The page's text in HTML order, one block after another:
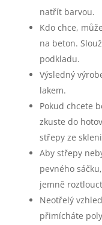
natřít barvou.
Kdo chce,
na beton.
podkladu.
Výsledný
lakem.
Pokud chcete
zkuste do
střepy ze
Aby střepy
pevného
jemně
Neotřelý
přimícháte